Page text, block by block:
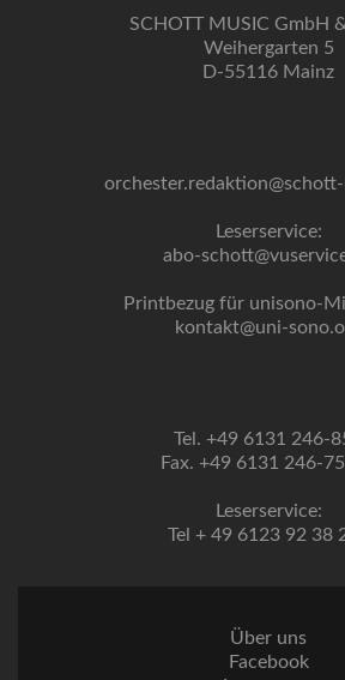
SCHOTT MUSIC GmbH
Weihergarten 5
D-55116 Mainz
Leserservice:
abo-
Printbezug für unisono-
kontakt@uni-
Tel. +49 6131 246-
Fax. +49 6131 246-
Leserservice:
Tel + 49 6123 92 38
Über uns
Facebook